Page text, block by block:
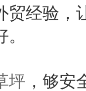
贸经验，
坪 ，够安